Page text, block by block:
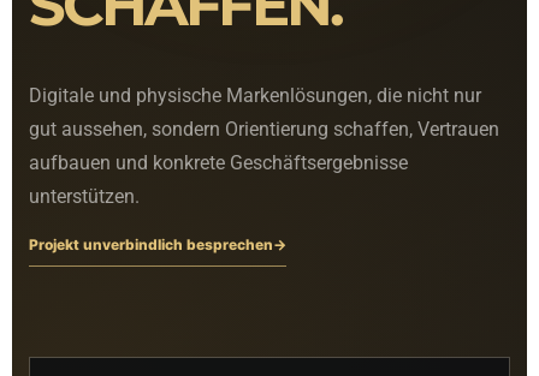
Digitale und physische Markenlösungen, die nicht nur
gut aussehen, sondern Orientierung schaffen, Vertrauen
aufbauen und konkrete Geschäftsergebnisse
unterstützen.
Projekt unverbindlich besprechen→